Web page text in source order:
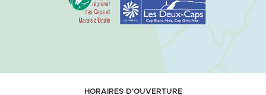
HORAIRES D'OUVERTURE